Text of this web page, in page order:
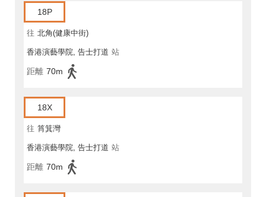
18P
往 北角(健康中街)
香港演藝學院, 告士打道 站
距離 70m
18X
往 筲箕灣
香港演藝學院, 告士打道 站
距離 70m